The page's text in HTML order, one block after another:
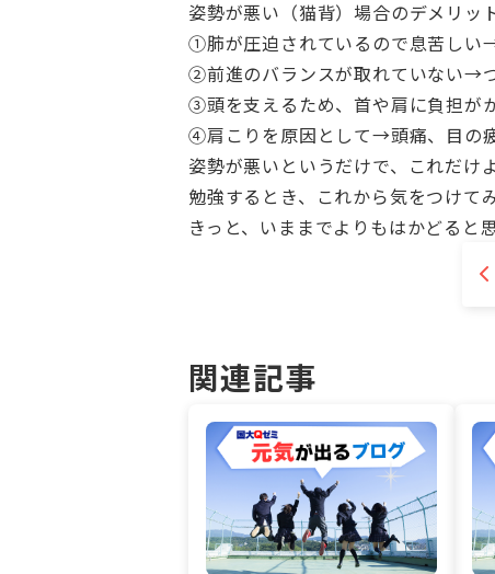
姿勢が悪い（猫背）場合のデメリッ
①肺が圧迫されているので息苦しい
②前進のバランスが取れていない→
③頭を支えるため、首や肩に負担が
④肩こりを原因として→頭痛、目の
姿勢が悪いというだけで、これだけ
勉強するとき、これから気をつけて
きっと、いままでよりもはかどると
関連記事